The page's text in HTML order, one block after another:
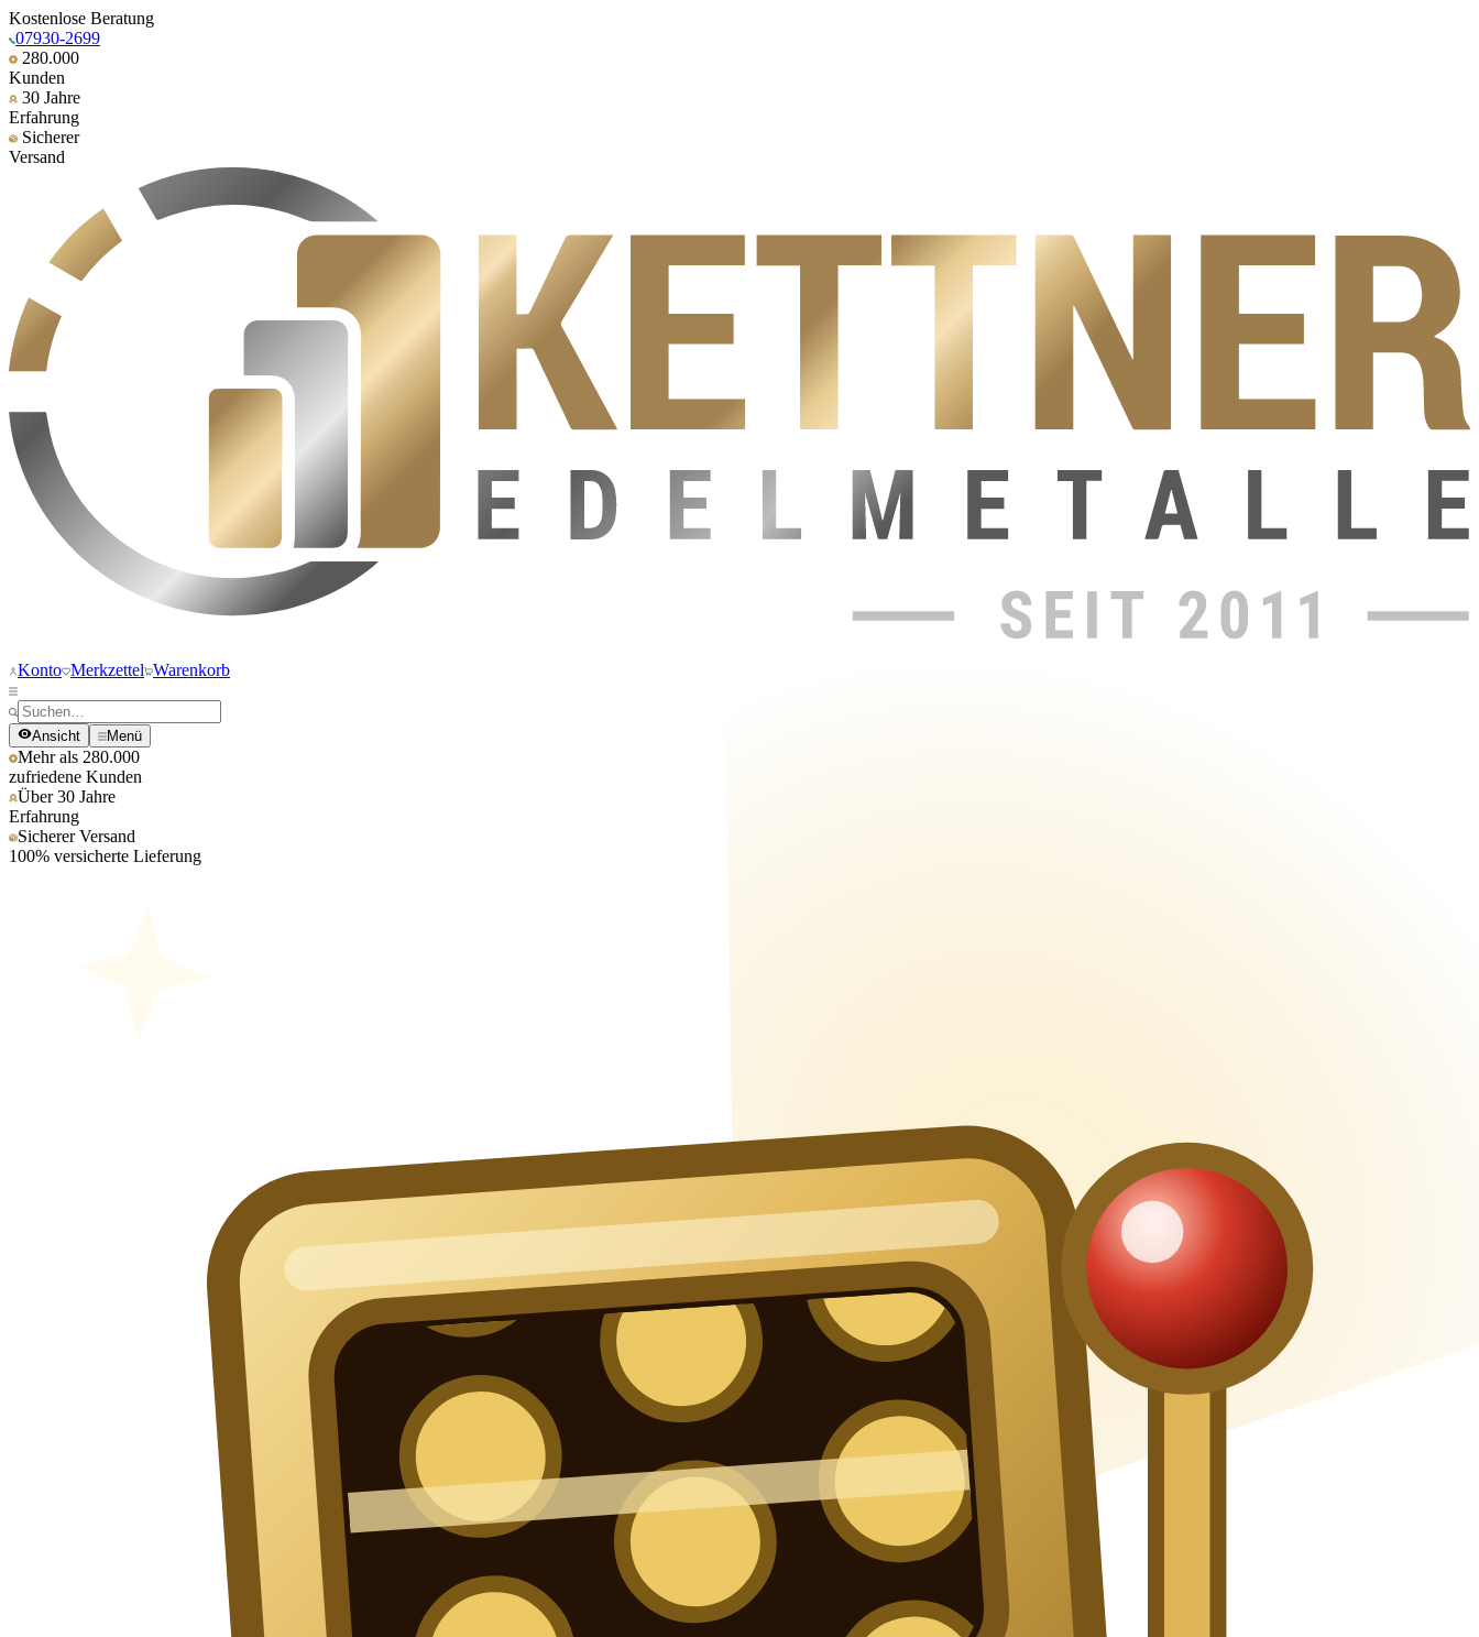
Kostenlose Beratung
07930-2699
280.000
Kunden
30 Jahre
Erfahrung
Sicherer
Versand
Konto Merkzettel Warenkorb
Ansicht Menü
Mehr als 280.000
zufriedene Kunden
Über 30 Jahre
Erfahrung
Sicherer Versand
100% versicherte Lieferung